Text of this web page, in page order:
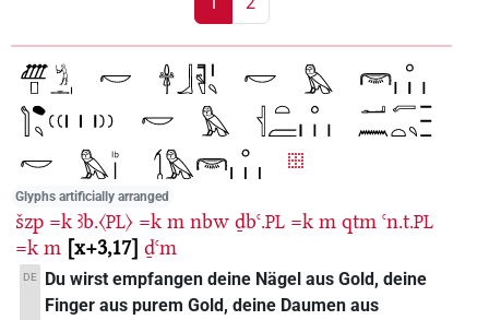
Glyphs artificially arranged
šzp =k ꜣb.〈PL〉 =k m nbw ḏbꜥ.PL =k m qtm ꜥn.t.PL
=k m x+3,17 ḏꜥm
DE
Du wirst empfangen deine Nägel aus Gold, deine
Finger aus purem Gold, deine Daumen aus